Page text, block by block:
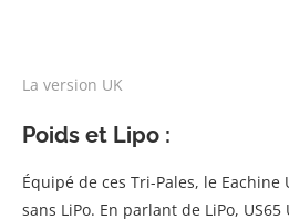
La version UK
Poids et Lipo :
Équipé de ces Tri-Pales, le Eachine
sans LiPo. En parlant de LiPo,